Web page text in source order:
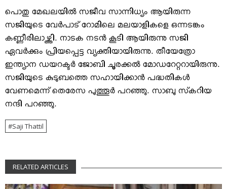
പൊതു മേഖലയില്‍ സജീവ സാന്നിധ്യം ആയിരുന്ന
സജിയുടെ വേര്‍പാട് റോമിലെ മലയാളികളെ ഒന്നടങ്കം
കണ്ണീരിലാഴ്ത്തി. നാടക നടന്‍ കൂടി ആയിരുന്നു സജി
ഏവര്‍ക്കും പ്രിയപ്പെട്ട വ്യക്തിയായിരുന്നു. തീയേത്രോ
ഇന്ത്യാന ഡയറക്ടര്‍ ജോബി ചൂരക്കല്‍ മോഡറേറ്ററായിരുന്നു.
സജിയുടെ കുടുബത്തെ സഹായിക്കാന്‍ പദ്ധതികള്‍
വേണമെന്ന് തെരേസ പുത്തൂര്‍ പറഞ്ഞു. സാബു സ്‌കറിയ
നന്ദി പറഞ്ഞു.
Saji Thattil
RELATED ARTICLES